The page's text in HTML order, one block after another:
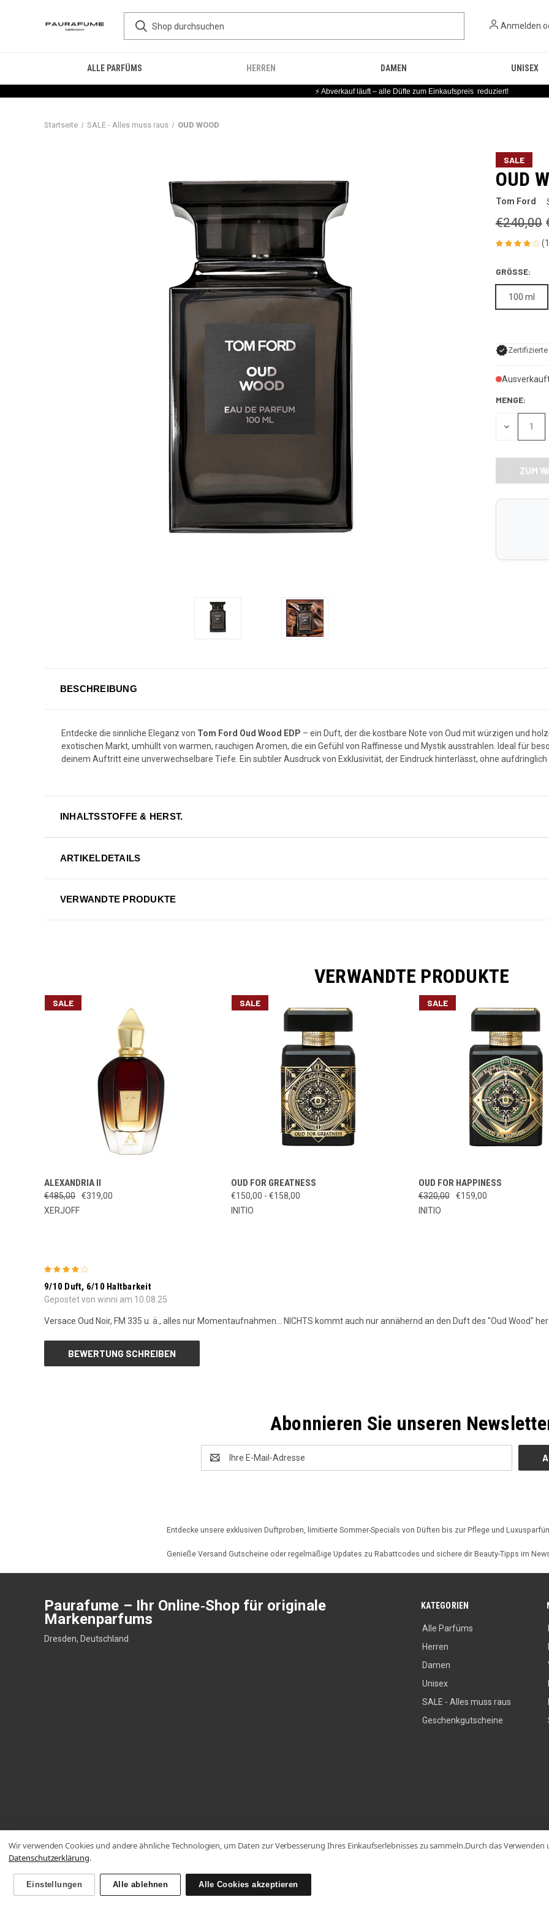
Anmelden
ALLE PARFÜMS HERREN DAMEN UNISEX
⚡ Abverkauf läuft – alle Düfte zum Einkaufspreis reduziert!
Startseite SALE - Alles muss raus OUD WOOD
SALE
OUD
Tom Ford
€240,00
GRÖSSE:
100 ml
MENGE:
MENGE
BESCHREIBUNG
Entdecke die sinnliche Eleganz von Tom Ford Oud Wood EDP – ein Duft, der die kostbare Note von Oud mit würzigen und
exotischen Markt, umhüllt von warmen, rauchigen Aromen, die ein Gefühl von Raffinesse und Mystik ausstrahlen. Ideal für
deinem Auftritt eine unverwechselbare Tiefe. Ein subtiler Ausdruck von Exklusivität, der Eindruck hinterlässt, ohne
INHALTSSTOFFE & HERST.
ARTIKELDETAILS
VERWANDTE PRODUKTE
VERWANDTE PRODUKTE
SALE
SCHNELLANSICHT
ALEXANDRIA II
€485,00
€319,00
XERJOFF
SALE
SCHNELLANSICHT
OUD FOR GREATNESS
€150,00 - €158,00
INITIO
SALE
SCHNELLANSICHT
OUD FOR HAPPINESS
€320,00
€159,00
INITIO
9/10 Duft, 6/10 Haltbarkeit
Gepostet von winni am 10.08.25
Versace Oud Noir, FM 335 u. ä., alles nur Momentaufnahmen... NICHTS kommt auch nur annähernd an den Duft des "Oud Wood"
BEWERTUNG SCHREIBEN
Abonnieren Sie unseren
Mail-
Entdecke unsere exklusiven Duftproben, limitierte Sommer-Specials von Düften bis zur Pflege und
Genieße Versand Gutscheine oder regelmäßige Updates zu Rabattcodes und sichere dir Beauty-Tipps im
KATEGORIEN
Alle Parfüms
Herren
Damen
Unisex
SALE - Alles muss raus
Geschenkgutscheine
Paurafume – Ihr Online‑Shop für originale
Markenparfums
Dresden, Deutschland
Wir verwenden Cookies und andere ähnliche Technologien, um Daten zur Verbesserung Ihres Einkaufserlebnisses zu sammeln.Durch das Verwenden
Datenschutzerklärung.
Einstellungen Alle ablehnen Alle Cookies akzeptieren